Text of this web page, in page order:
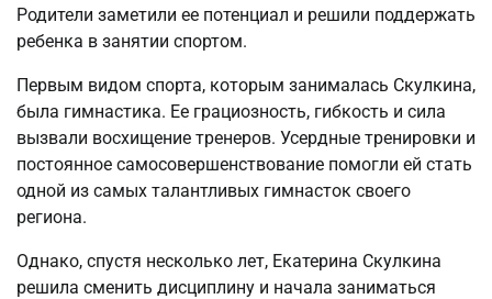
Родители заметили ее потенциал и решили поддержать
ребенка в занятии спортом.
Первым видом спорта, которым занималась Скулкина,
была гимнастика. Ее грациозность, гибкость и сила
вызвали восхищение тренеров. Усердные тренировки и
постоянное самосовершенствование помогли ей стать
одной из самых талантливых гимнасток своего
региона.
Однако, спустя несколько лет, Екатерина Скулкина
решила сменить дисциплину и начала заниматься